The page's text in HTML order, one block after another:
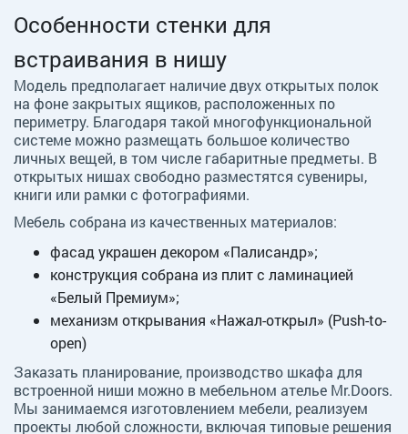
Особенности стенки для
встраивания в нишу
Модель предполагает наличие двух открытых полок
на фоне закрытых ящиков, расположенных по
периметру. Благодаря такой многофункциональной
системе можно размещать большое количество
личных вещей, в том числе габаритные предметы. В
открытых нишах свободно разместятся сувениры,
книги или рамки с фотографиями.
Мебель собрана из качественных материалов:
фасад украшен декором «Палисандр»;
конструкция собрана из плит с ламинацией
«Белый Премиум»;
механизм открывания «Нажал-открыл» (Push-to-
open)
Заказать планирование, производство шкафа для
встроенной ниши можно в мебельном ателье Mr.Doors.
Мы занимаемся изготовлением мебели, реализуем
проекты любой сложности, включая типовые решения